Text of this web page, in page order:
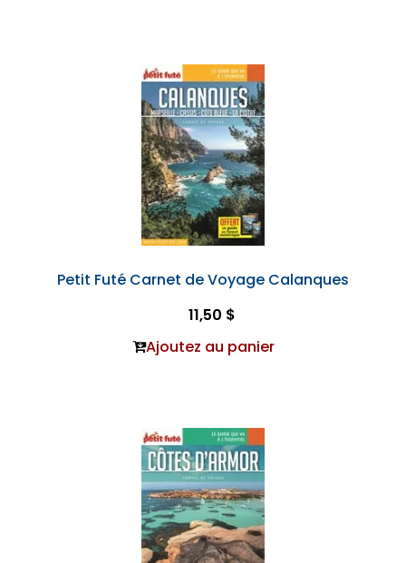
Petit Futé Carnet de Voyage Calanques
11,50 $
Ajoutez au panier